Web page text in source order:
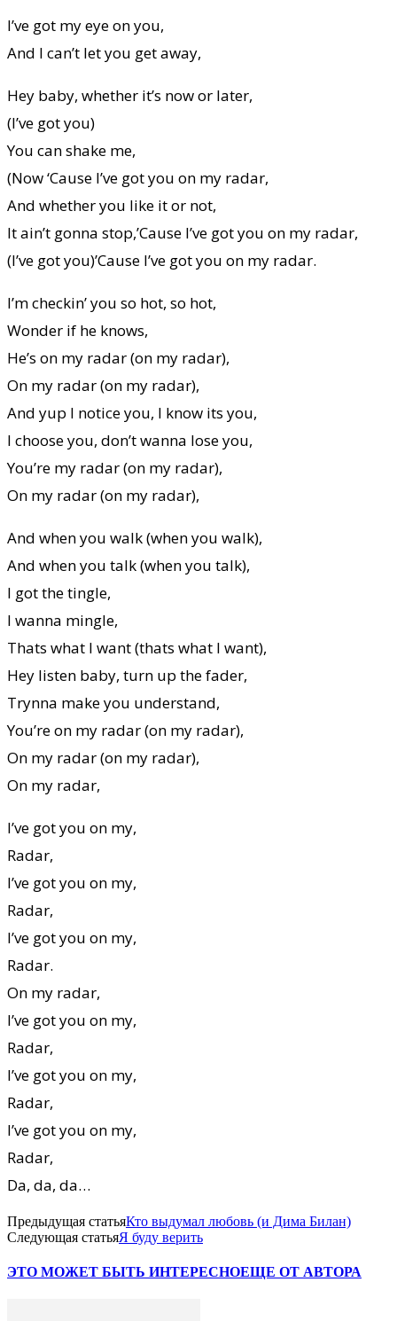
I’ve got my eye on you,
And I can’t let you get away,
Hey baby, whether it’s now or later,
(I’ve got you)
You can shake me,
(Now ‘Cause I’ve got you on my radar,
And whether you like it or not,
It ain’t gonna stop,’Cause I’ve got you on my radar,
(I’ve got you)’Cause I’ve got you on my radar.
I’m checkin’ you so hot, so hot,
Wonder if he knows,
He’s on my radar (on my radar),
On my radar (on my radar),
And yup I notice you, I know its you,
I choose you, don’t wanna lose you,
You’re my radar (on my radar),
On my radar (on my radar),
And when you walk (when you walk),
And when you talk (when you talk),
I got the tingle,
I wanna mingle,
Thats what I want (thats what I want),
Hey listen baby, turn up the fader,
Trynna make you understand,
You’re on my radar (on my radar),
On my radar (on my radar),
On my radar,
I’ve got you on my,
Radar,
I’ve got you on my,
Radar,
I’ve got you on my,
Radar.
On my radar,
I’ve got you on my,
Radar,
I’ve got you on my,
Radar,
I’ve got you on my,
Radar,
Da, da, da…
Предыдущая статьяКто выдумал любовь (и Дима Билан)
Следующая статьяЯ буду верить
ЭТО МОЖЕТ БЫТЬ ИНТЕРЕСНОЕЩЕ ОТ АВТОРА